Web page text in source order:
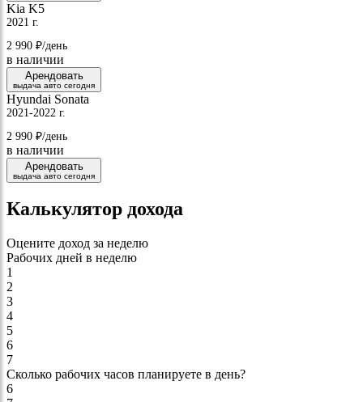
Kia K5
2021 г.
2 990 ₽/день
в наличии
Арендовать
выдача авто сегодня
Hyundai Sonata
2021-2022 г.
2 990 ₽/день
в наличии
Арендовать
выдача авто сегодня
Калькулятор дохода
Оцените доход за неделю
Рабочих дней в неделю
1
2
3
4
5
6
7
Сколько рабочих часов планируете в день?
6